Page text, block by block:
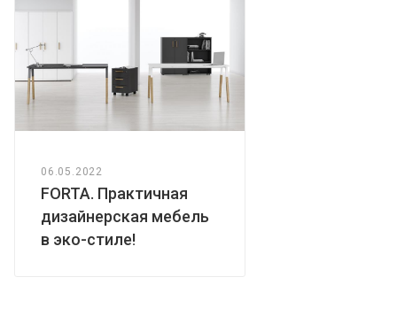
06.05.2022
FORTA. Практичная
дизайнерская мебель
в эко-стиле!